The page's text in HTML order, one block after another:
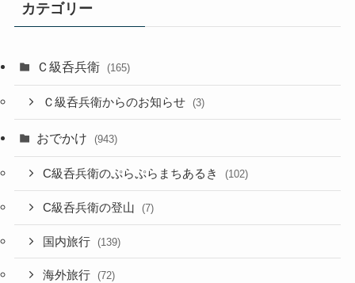
カテゴリー
Ｃ級呑兵衛 (165)
Ｃ級呑兵衛からのお知らせ (3)
おでかけ (943)
C級呑兵衛のぷらぷらまちあるき (102)
C級呑兵衛の登山 (7)
国内旅行 (139)
海外旅行 (72)